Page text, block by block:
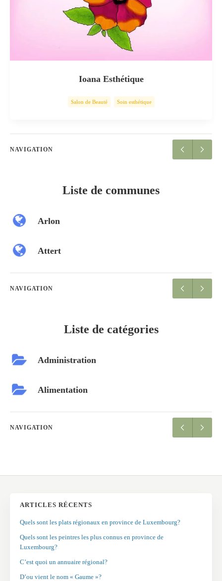
Ioana Esthétique
Salon de Beauté Soin esthétique
NAVIGATION
Liste de communes
Arlon
Attert
NAVIGATION
Liste de catégories
Administration
Alimentation
NAVIGATION
ARTICLES RÉCENTS
Quels sont les plats régionaux en province de Luxembourg?
Quels sont les peintres les plus connus en province de
Luxembourg?
C’est quoi un annuaire régional?
D’ou vient le nom « Gaume »?